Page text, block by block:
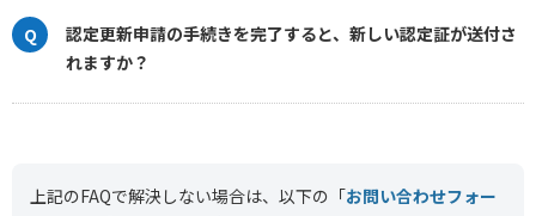
認定更新申請の手続きを完了すると、新しい認定証が送付さ
れますか？
上記のFAQで解決しない場合は、以下の「お問い合わせフォー